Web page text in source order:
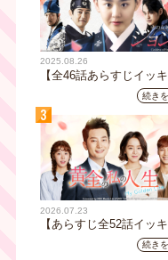
2025.08.26
【全46話あらすじイッ
み】韓国ドラマ『火の
ジョンイ』｜テレビ大
月11日（木）朝8時放送
ート
続き
3
2026.07.23
【あらすじ全52話イッ
み】韓国ドラマ『黄金
人生』｜テレビ大阪 月
続き